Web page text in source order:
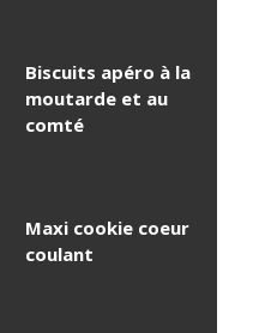
Biscuits apéro à la
moutarde et au
comté
Maxi cookie coeur
coulant